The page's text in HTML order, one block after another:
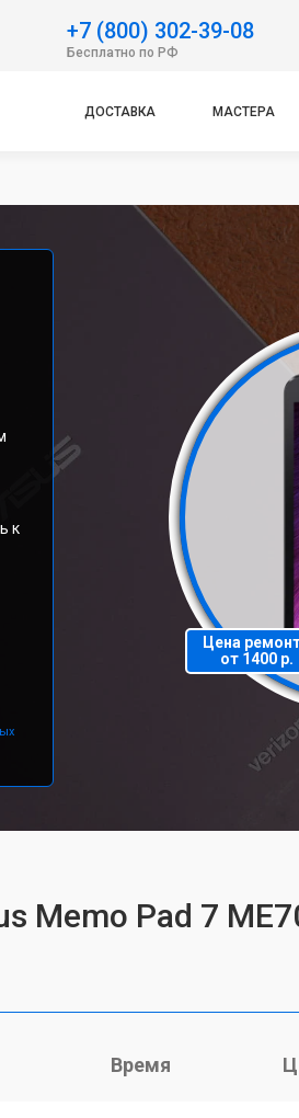
+7 (800) 302-39-08
Бесплатно по РФ
ДОСТАВКА МАСТЕРА
к
Цена
от 1400 р.
Memo Pad 7
Время